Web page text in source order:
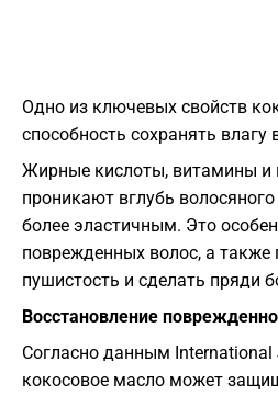
Одно из ключевых свойств
способность сохранять влагу
Жирные кислоты, витамины и
проникают вглубь
более эластичным. Это
поврежденных волос, а
пушистость и сделать пряди
Восстановление
Согласно данным International
кокосовое масло может